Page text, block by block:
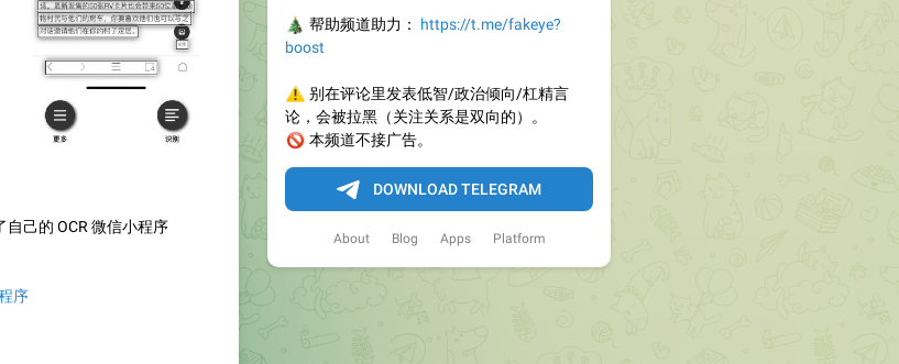
🎄帮助频道助力： https://t.me/fakeye?
boost
⚠️别在评论里发表低智/政治倾向/杠精言
论，会被拉黑（关注关系是双向的）。
🚫本频道不接广告。
DOWNLOAD TELEGRAM
About Blog Apps Platform
己的 OCR 微信小程序
序